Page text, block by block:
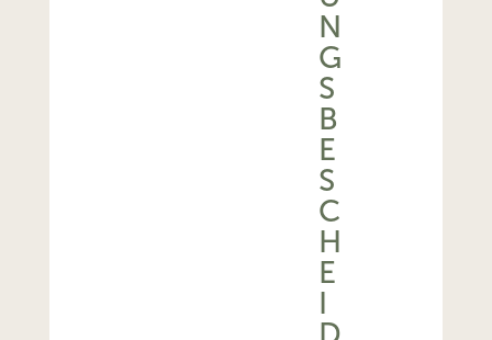
N
G
S
B
E
S
C
H
E
I